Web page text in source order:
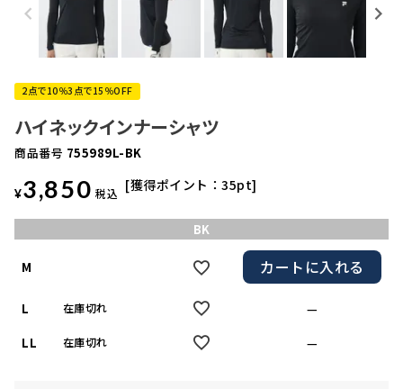
2点で10％3点で15％OFF
ハイネックインナーシャツ
商品番号 755989L-BK
¥3,850 税込 獲得ポイント：35pt
BK
M カートに入れる
L 在庫切れ
—
LL
在庫切れ —